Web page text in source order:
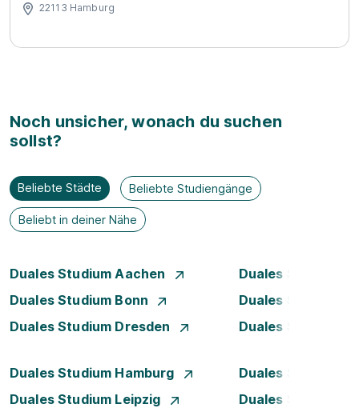
22113 Hamburg
Noch unsicher, wonach du suchen
sollst?
Beliebte Städte Beliebte Studiengänge
Beliebt in deiner Nähe
Duales Studium Aachen
Duales Studium
Duales Studium Bonn
Duales Studium
Duales Studium Dresden
Duales Studium
Duales Studium Hamburg
Duales Studium
Duales Studium Leipzig
Duales Studium